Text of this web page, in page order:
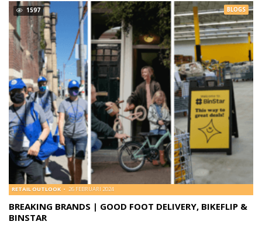
1597
BREAKING BRANDS | GOOD FOOT DELIVERY, BIKEFLIP &
BINSTAR
RETAIL OUTLOOK 26 FEBRUARI 2024
BLOGS